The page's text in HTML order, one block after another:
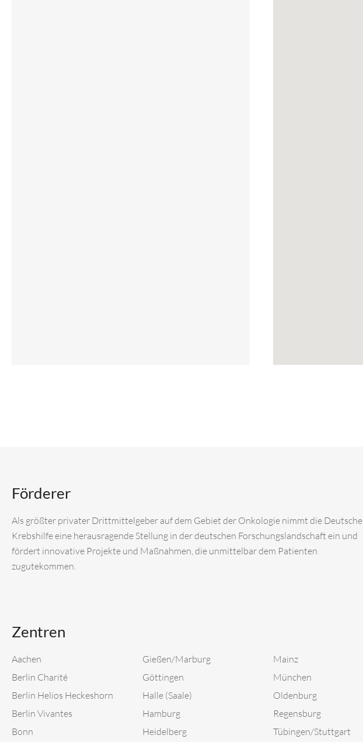
Förderer
Als größter privater Drittmittelgeber auf dem Gebiet der Onkologie nimmt die Deutsche
Krebshilfe eine herausragende Stellung in der deutschen Forschungslandschaft ein und
fördert innovative Projekte und Maßnahmen, die unmittelbar dem Patienten
zugutekommen.
Zentren
Aachen
Berlin Charité
Berlin Helios Heckeshorn
Berlin Vivantes
Bonn
Gießen/Marburg
Göttingen
Halle (Saale)
Hamburg
Heidelberg
Mainz
München
Oldenburg
Regensburg
Tübingen/Stuttgart